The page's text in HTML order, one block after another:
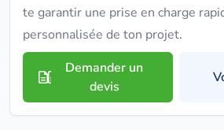
te garantir une prise en charge
personnalisée de ton projet.
Demander un
devis